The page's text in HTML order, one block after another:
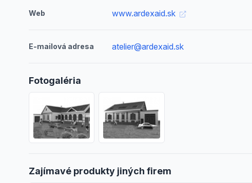
Web www.ardexaid.sk
E-mailová adresa atelier@ardexaid.sk
Fotogaléria
Zajímavé produkty jiných firem